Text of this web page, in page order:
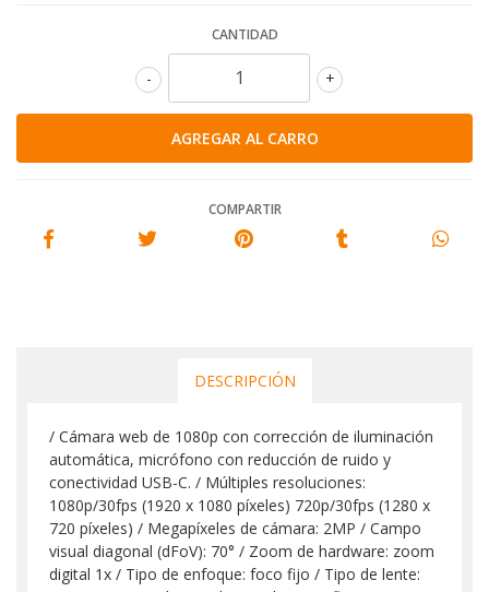
CANTIDAD
+
-
COMPARTIR
DESCRIPCIÓN
/ Cámara web de 1080p con corrección de iluminación
automática, micrófono con reducción de ruido y
conectividad USB-C. / Múltiples resoluciones:
1080p/30fps (1920 x 1080 píxeles) 720p/30fps (1280 x
720 píxeles) / Megapíxeles de cámara: 2MP / Campo
visual diagonal (dFoV): 70° / Zoom de hardware: zoom
digital 1x / Tipo de enfoque: foco fijo / Tipo de lente: